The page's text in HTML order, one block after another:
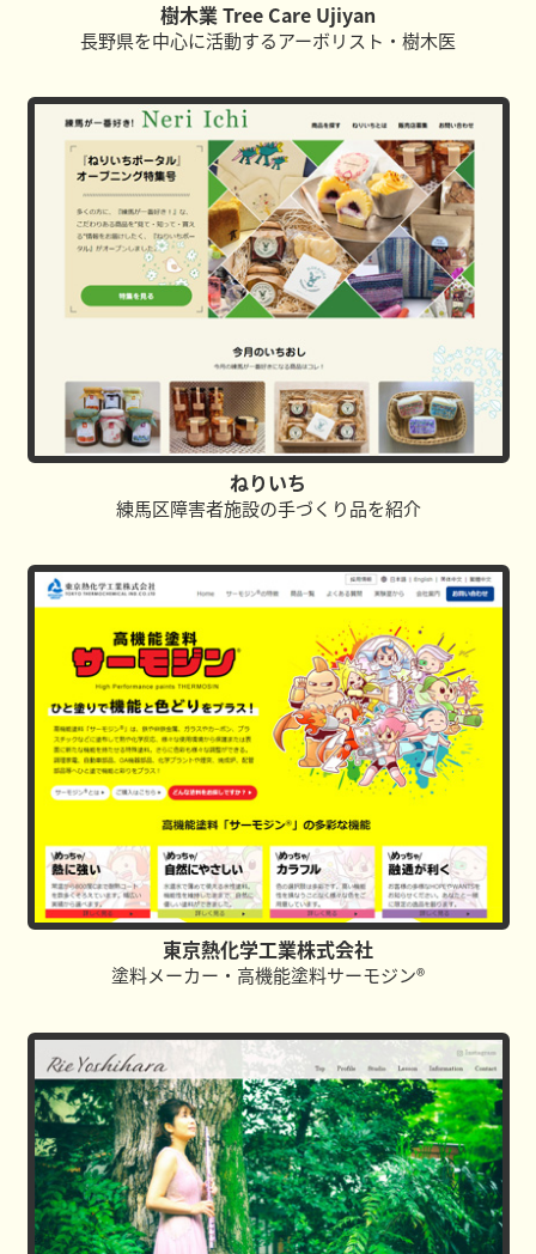
樹木業 Tree Care Ujiyan
長野県を中心に活動するアーボリスト・樹木医
ねりいち
練馬区障害者施設の手づくり品を紹介
東京熱化学工業株式会社
塗料メーカー・高機能塗料サーモジン®